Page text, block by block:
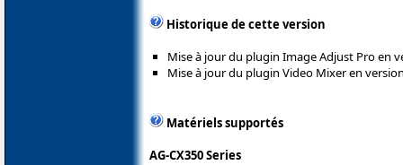
Historique de cette version
Mise à jour du plugin Image Adjust Pro en
Mise à jour du plugin Video Mixer en version
Matériels supportés
AG-CX350 Series